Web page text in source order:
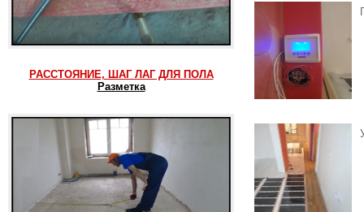
РАССТОЯНИЕ, ШАГ ЛАГ ДЛЯ ПОЛА
Разметка